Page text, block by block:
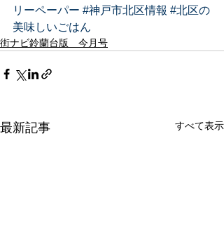
リーペーパー #神戸市北区情報 #北区の
美味しいごはん
街ナビ鈴蘭台版 今月号
最新記事 すべて表示